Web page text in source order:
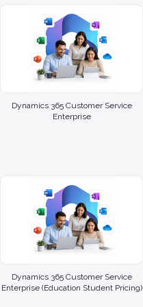
Dynamics 365 Customer Service
Enterprise
Dynamics 365 Customer Service
Enterprise (Education Student Pricing)